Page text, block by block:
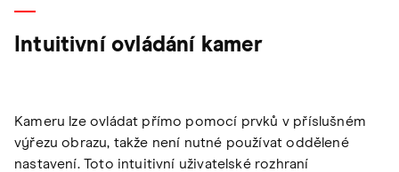
Intuitivní ovládání kamer
Kameru lze ovládat přímo pomocí prvků v příslušném
výřezu obrazu, takže není nutné používat oddělené
nastavení. Toto intuitivní uživatelské rozhraní